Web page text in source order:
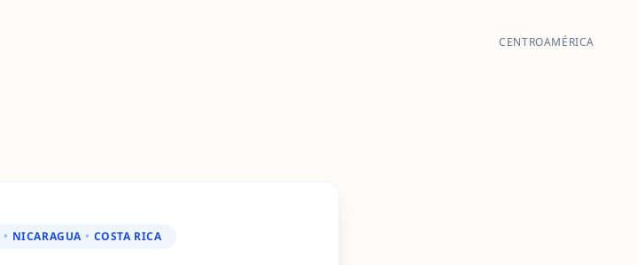
CENTROAMÉRICA
• NICARAGUA • COSTA RICA